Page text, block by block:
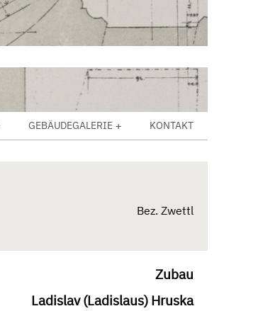
GEBÄUDEGALERIE KONTAKT
Bez. Zwettl
Zubau
Ladislav (Ladislaus) Hruska